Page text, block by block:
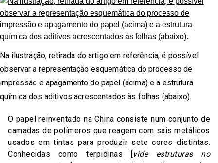
Na ilustração, retirada do artigo em referência, é possível
observar a representação esquemática do processo de
impressão e apagamento do papel (acima) e a estrutura
química dos aditivos acrescentados às folhas (abaixo).
O papel reinventado na China consiste num conjunto de
camadas de polímeros que reagem com sais metálicos
usados em tintas para produzir sete cores distintas.
Conhecidas como terpidinas [vide estruturas no